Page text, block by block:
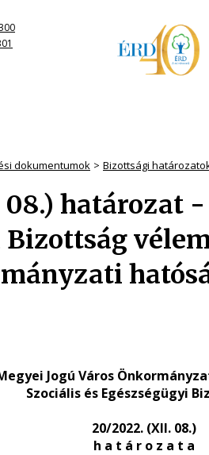
dokumentumok Bizottsági
határozat -
Bizottság
Jogú Város
Szociális és Egészségügyi
20/2022. (XII. 08.)
h a t á r o z a t a